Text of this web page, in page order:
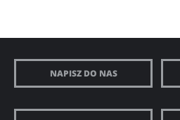
NAPISZ DO NAS